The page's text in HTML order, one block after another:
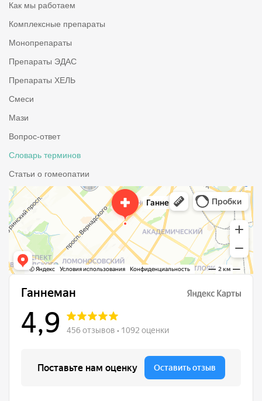
Как мы работаем
Комплексные препараты
Монопрепараты
Препараты ЭДАС
Препараты ХЕЛЬ
Смеси
Мази
Вопрос-ответ
Словарь терминов
Статьи о гомеопатии